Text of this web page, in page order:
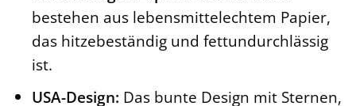
bestehen aus lebensmittelechtem Papier,
das hitzebeständig und fettundurchlässig
ist.
USA-Design: Das bunte Design mit Sternen,